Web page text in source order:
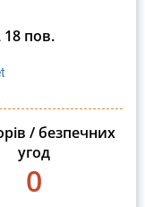
пов.
/ безпечних
угод
0